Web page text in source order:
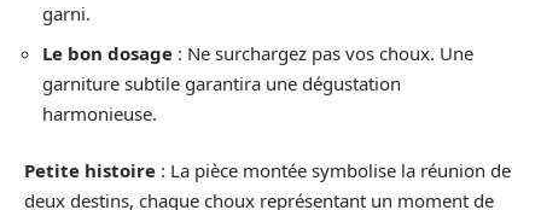
garni.
Le bon dosage : Ne surchargez pas vos choux. Une
garniture subtile garantira une dégustation
harmonieuse.
Petite histoire : La pièce montée symbolise la réunion de
deux destins, chaque choux représentant un moment de